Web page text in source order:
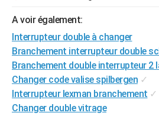
Bricolage
Lifestyle
Culture
Sport
Auto
Television
Voyage
Cinema
A voir également:
Interrupteur double à changer
Branchement interrupteur double
Branchement double interrupteur 2
Changer code valise spilbergen ✓
Interrupteur lexman branchement ✓
Changer double vitrage